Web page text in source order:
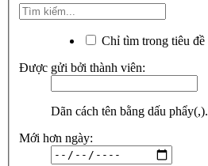
Chỉ tìm trong tiêu đề
Được gửi bởi thành viên:
Dãn cách tên bằng dấu phẩy(,).
Mới hơn ngày: